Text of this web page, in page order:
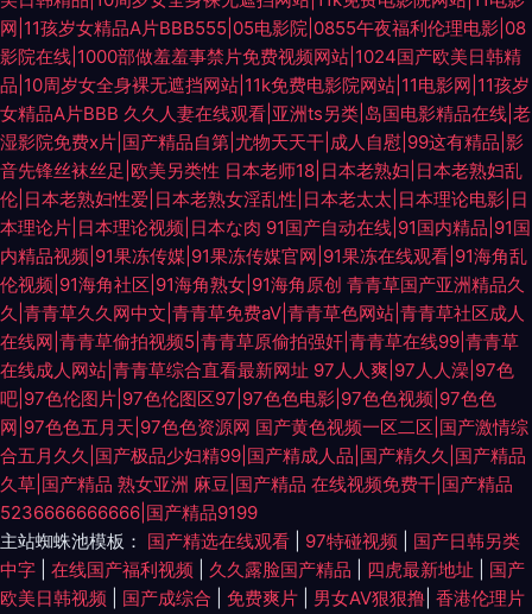
网|11孩岁女精品A片BBB555|05电影院|0855午夜福利伦理电影|08
影院在线|1000部做羞羞事禁片免费视频网站|1024国产欧美日韩精
品|10周岁女全身裸无遮挡网站|11k免费电影院网站|11电影网|11孩岁
女精品A片BBB 久久人妻在线观看|亚洲ts另类|岛国电影精品在线|老
湿影院免费x片|国产精品自第|尤物天天干|成人自慰|99这有精品|影
音先锋丝袜丝足|欧美另类性 日本老师18|日本老熟妇|日本老熟妇乱
伦|日本老熟妇性爱|日本老熟女淫乱性|日本老太太|日本理论电影|日
本理论片|日本理论视频|日本な肉 91国产自动在线|91国内精品|91国
内精品视频|91果冻传媒|91果冻传媒官网|91果冻在线观看|91海角乱
伦视频|91海角社区|91海角熟女|91海角原创 青青草国产亚洲精品久
久|青青草久久网中文|青青草免费aV|青青草色网站|青青草社区成人
在线网|青青草偷拍视频5|青青草原偷拍强奸|青青草在线99|青青草
在线成人网站|青青草综合直看最新网址 97人人爽|97人人澡|97色
吧|97色伦图片|97色伦图区97|97色色电影|97色色视频|97色色
网|97色色五月天|97色色资源网 国产黄色视频一区二区|国产激情综
合五月久久|国产极品少妇精99|国产精成人品|国产精久久|国产精品
久草|国产精品 熟女亚洲 麻豆|国产精品 在线视频免费干|国产精品
5236666666666|国产精品9199
主站蜘蛛池模板： 国产精选在线观看 97特碰视频
国产日韩另类
中字
在线国产福利视频 久久露脸国产精品 四虎最新地址
国产
欧美日韩视频
国产成综合 免费爽片 男女AV狠狠撸 香港伦理片